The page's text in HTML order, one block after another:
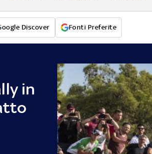
Discover Fonti Preferite
in